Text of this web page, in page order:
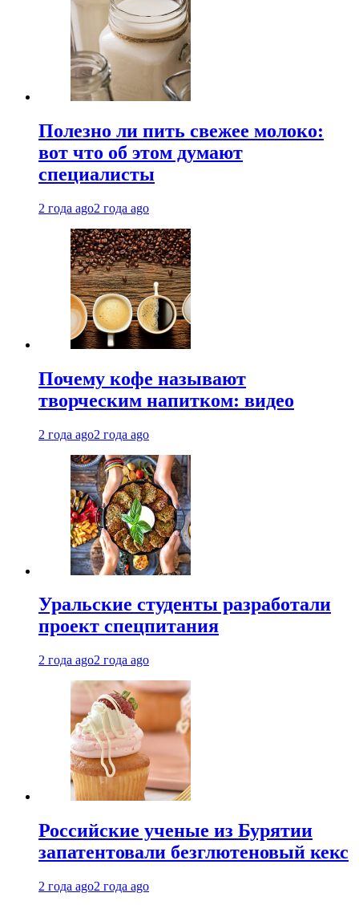
Полезно ли пить свежее молоко:
вот что об этом думают
специалисты
2 года ago2 года ago
Почему кофе называют
творческим напитком: видео
2 года ago2 года ago
Уральские студенты разработали
проект спецпитания
2 года ago2 года ago
Российские ученые из Бурятии
запатентовали безглютеновый кекс
2 года ago2 года ago